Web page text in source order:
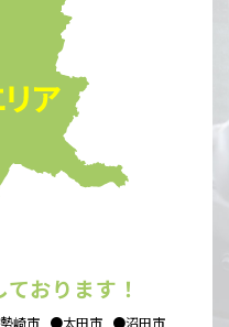
おります！
崎市 ●太田市 ●沼田市